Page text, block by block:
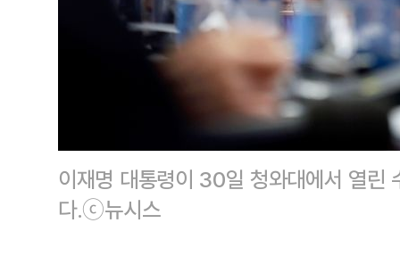
이재명 대통령이 30일 청와대에서 열린
다.ⓒ뉴시스